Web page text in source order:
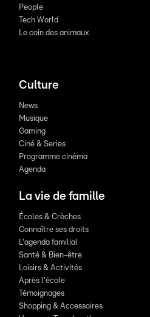
People
Tech World
Le coin des animaux
Culture
News
Musique
Gaming
Ciné & Series
Programme cinéma
Agenda
La vie de famille
Écoles & Crèches
Connaître ses droits
L'agenda familial
Santé & Bien-être
Loisirs & Activités
Après l'école
Témoignages
Shopping & Accessoires